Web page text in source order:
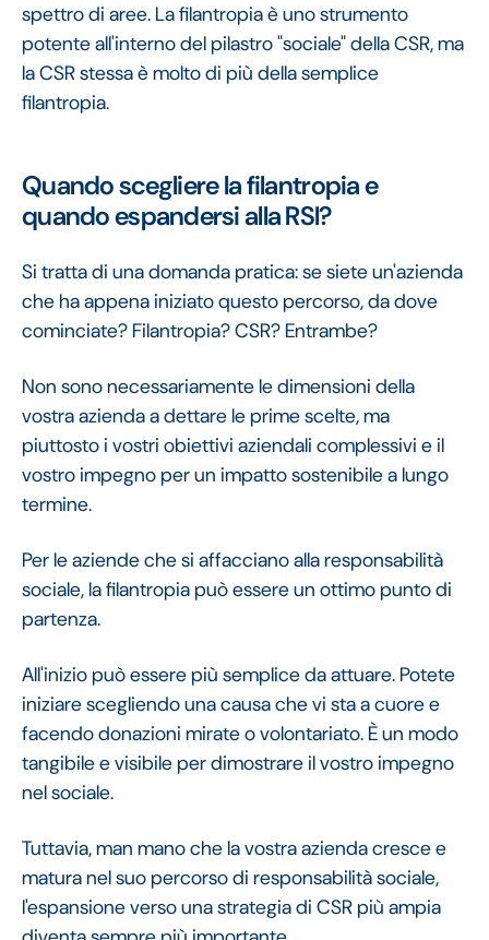
spettro di aree. La filantropia è uno strumento
potente all'interno del pilastro "sociale" della CSR, ma
la CSR stessa è molto di più della semplice
filantropia.
Quando scegliere la filantropia e
quando espandersi alla RSI?
Si tratta di una domanda pratica: se siete un'azienda
che ha appena iniziato questo percorso, da dove
cominciate? Filantropia? CSR? Entrambe?
Non sono necessariamente le dimensioni della
vostra azienda a dettare le prime scelte, ma
piuttosto i vostri obiettivi aziendali complessivi e il
vostro impegno per un impatto sostenibile a lungo
termine.
Per le aziende che si affacciano alla responsabilità
sociale, la filantropia può essere un ottimo punto di
partenza.
All'inizio può essere più semplice da attuare. Potete
iniziare scegliendo una causa che vi sta a cuore e
facendo donazioni mirate o volontariato. È un modo
tangibile e visibile per dimostrare il vostro impegno
nel sociale.
Tuttavia, man mano che la vostra azienda cresce e
matura nel suo percorso di responsabilità sociale,
l'espansione verso una strategia di CSR più ampia